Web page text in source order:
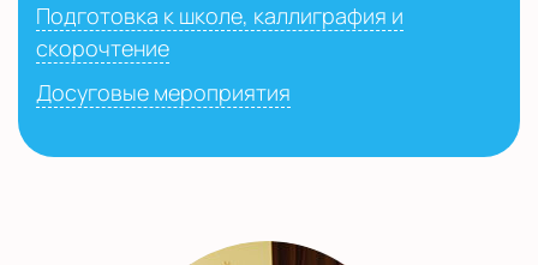
Подготовка к школе, каллиграфия и
скорочтение
Досуговые мероприятия